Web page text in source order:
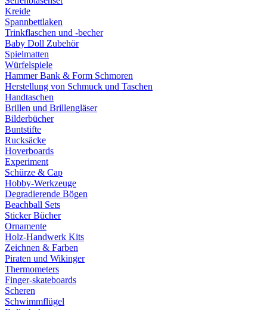
Kreide
Spannbettlaken
Trinkflaschen und -becher
Baby Doll Zubehör
Spielmatten
Würfelspiele
Hammer Bank & Form Schmoren
Herstellung von Schmuck und Taschen
Handtaschen
Brillen und Brillengläser
Bilderbücher
Buntstifte
Rucksäcke
Hoverboards
Experiment
Schürze & Cap
Hobby-Werkzeuge
Degradierende Bögen
Beachball Sets
Sticker Bücher
Ornamente
Holz-Handwerk Kits
Zeichnen & Farben
Piraten und Wikinger
Thermometers
Finger-skateboards
Scheren
Schwimmflügel